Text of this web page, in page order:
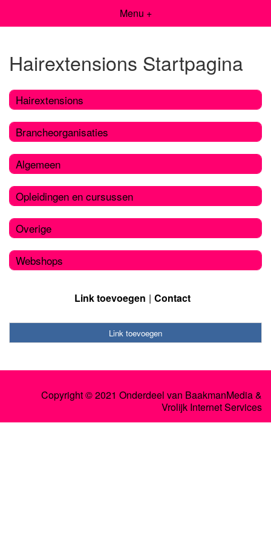
Menu +
Hairextensions Startpagina
Hairextensions
Brancheorganisaties
Algemeen
Opleidingen en cursussen
Overige
Webshops
Link toevoegen Contact
Link toevoegen
Copyright © 2021 Onderdeel van BaakmanMedia&
Vrolijk Internet Services